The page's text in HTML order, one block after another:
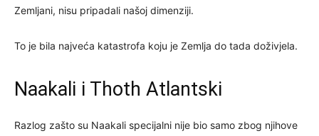
Zemljani, nisu pripadali našoj dimenziji.
To je bila najveća katastrofa koju je Zemlja do tada doživjela.
Naakali i Thoth Atlantski
Razlog zašto su Naakali specijalni nije bio samo zbog njihove